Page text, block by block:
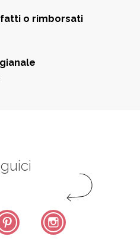
o rimborsati
Pinterest